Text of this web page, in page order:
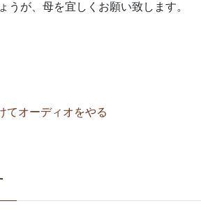
うが、母を宜しくお願い致します。
てオーディオをやる